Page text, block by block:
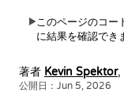
▶このページのコー
に結果を確認でき
著者 Kevin Spektor,
公開日：Jun 5, 2026